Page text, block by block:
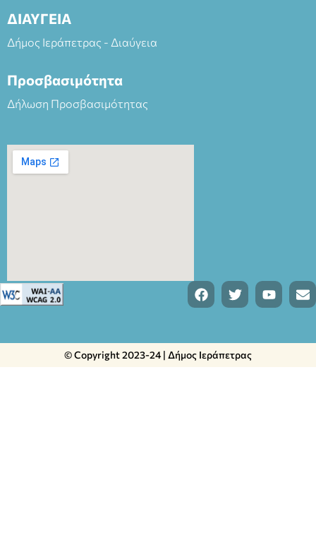
ΔΙΑΥΓΕΙΑ
Δήμος Ιεράπετρας - Διαύγεια
Προσβασιμότητα
Δήλωση Προσβασιμότητας
© Copyright 2023-24 | Δήμος Ιεράπετρας